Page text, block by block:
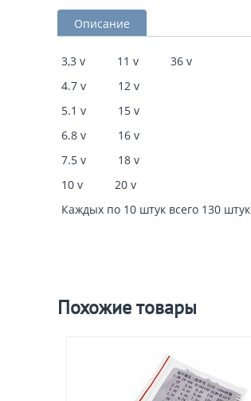
Описание
3,3 v 11 v 36 v
4.7 v 12 v
5.1 v 15 v
6.8 v 16 v
7.5 v 18 v
10 v 20 v
Каждых по 10 штук всего 130 штук
Похожие товары